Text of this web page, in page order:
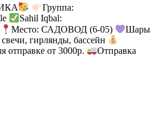
Группа:
Sahil Iqbal:
Место: САДОВОД (6-05)
Шары
гирлянды, бассейн
от 3000р.
Отправка